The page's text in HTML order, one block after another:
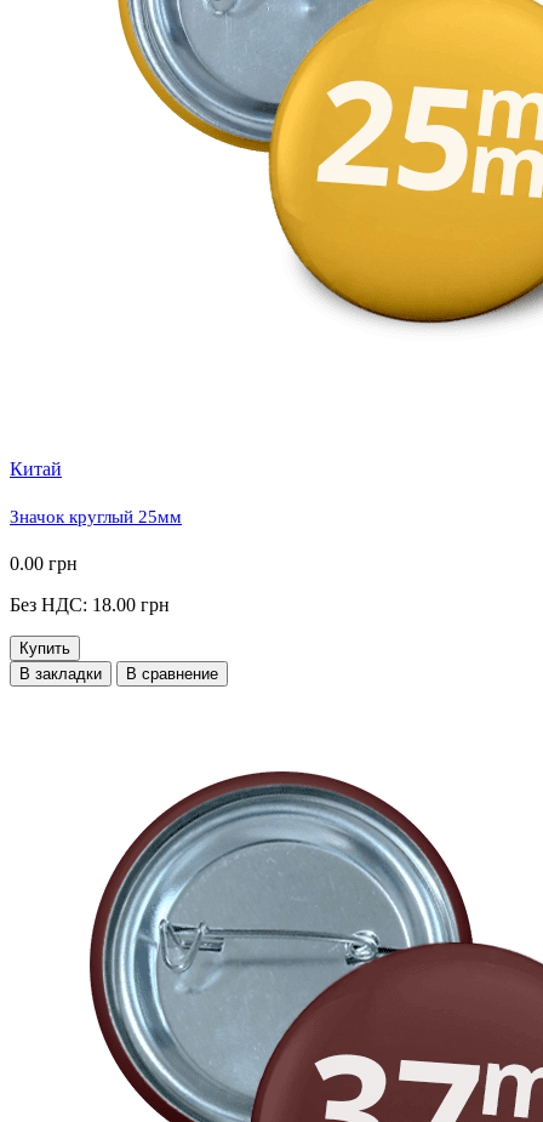
Китай
Значок круглый 25мм
0.00 грн
Без НДС: 18.00 грн
Купить
В закладки
В сравнение